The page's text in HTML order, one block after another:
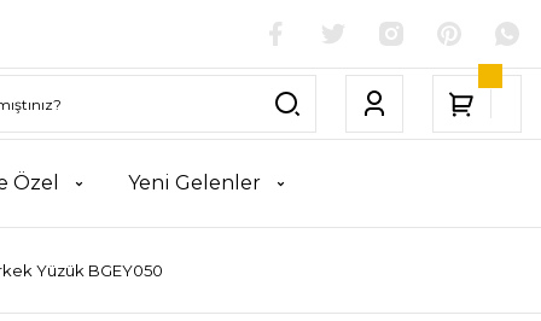
Özel Yeni Gelenler
Yüzük BGEY050